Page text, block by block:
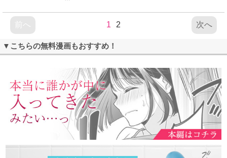
前へ 1 2 次へ
▼こちらの無料漫画もおすすめ！